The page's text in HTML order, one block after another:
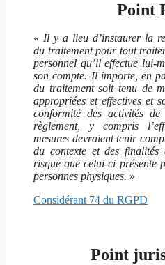
Point
« Il y a lieu d’instaurer la
du traitement pour tout
personnel qu’il effectue lui-
son compte. Il importe, en
du traitement soit tenu de
appropriées et effectives et
conformité des activités
règlement, y compris
mesures devraient tenir
du contexte et des
risque que celui-ci présente
personnes physiques. »
Considérant 74 du RGPD
Point